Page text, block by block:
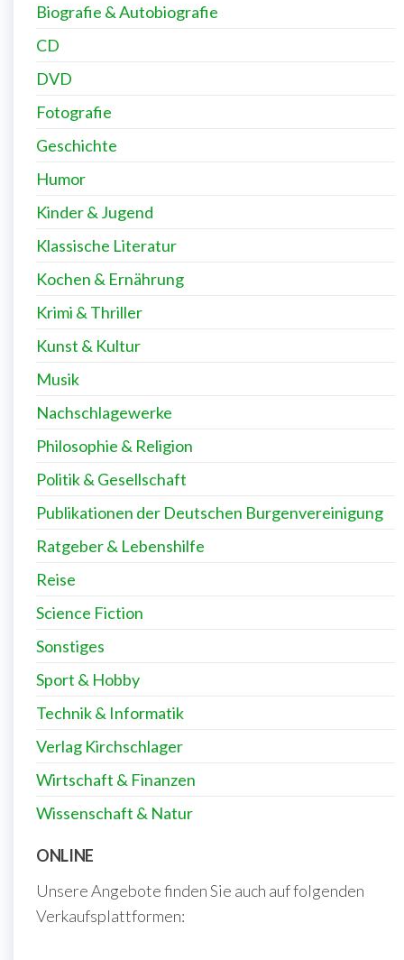
Biografie & Autobiografie
CD
DVD
Fotografie
Geschichte
Humor
Kinder & Jugend
Klassische Literatur
Kochen & Ernährung
Krimi & Thriller
Kunst & Kultur
Musik
Nachschlagewerke
Philosophie & Religion
Politik & Gesellschaft
Publikationen der Deutschen Burgenvereinigung
Ratgeber & Lebenshilfe
Reise
Science Fiction
Sonstiges
Sport & Hobby
Technik & Informatik
Verlag Kirchschlager
Wirtschaft & Finanzen
Wissenschaft & Natur
ONLINE
Unsere Angebote finden Sie auch auf folgenden
Verkaufsplattformen: